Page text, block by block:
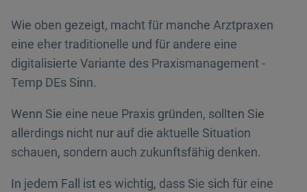
Wie oben gezeigt, macht für manche Arztpraxen
eine eher traditionelle und für andere eine
digitalisierte Variante des Praxismanagement -
Temp DEs Sinn.
Wenn Sie eine neue Praxis gründen, sollten Sie
allerdings nicht nur auf die aktuelle Situation
schauen, sondern auch zukunftsfähig denken.
In jedem Fall ist es wichtig, dass Sie sich für eine